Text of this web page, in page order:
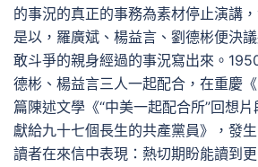
的事況的真正的事務為素材停止演講
是以，羅廣斌、楊益言、劉德彬便決
敢斗爭的親身經過的事況寫出來。
德彬、楊益言三人一起配合，在重慶
篇陳述文學《“中美一起配合所”回想
獻給九十七個長生的共產黨員》，發
讀者在來信中表現：熱切期盼能讀到